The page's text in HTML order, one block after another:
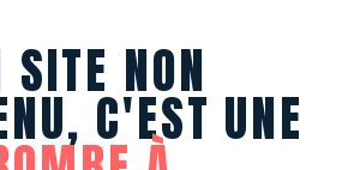
SITE NON
C'EST UNE